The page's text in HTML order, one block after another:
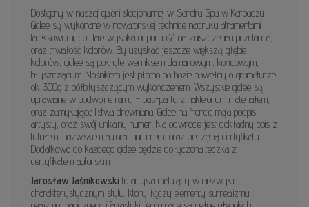
Dostępny w naszej galerii stacjonarnej w Sandra Spa w Karpaczu
Giclee są wykonane w nowatorskiej technice nadruku atramentami
lateksowymi, co daje wysoka odporność na zniszczenia i przetarcia,
oraz trwałość kolorów. By uzyskać jeszcze większą głębie
kolorów, giclee są pokryte werniksem damarowym, końcowym,
błyszczącym. Nośnikiem jest płótno na bazie bawełny o gramaturze
ok. 300g z półbłyszczącym wykończeniem. Wszystkie giclee są
oprawiane w podwójne ramy - pas-partu z naklejonym materiałem,
oraz zamykająca listwa drewniana. Giclee na froncie maja podpis
artysty, oraz swój unikalny numer. Na odwrocie jest dokładny opis z
tytułem, nazwiskiem autora, numerem, oraz pieczęcią certyfikatu.
Dodatkowo do każdego giclee będzie dołączona teczka z
certyfikatem autorskim.
Jarosław Jaśnikowski to artysta malujący w niezwykle
charakterystycznym stylu, który łączy elementy surrealizmu,